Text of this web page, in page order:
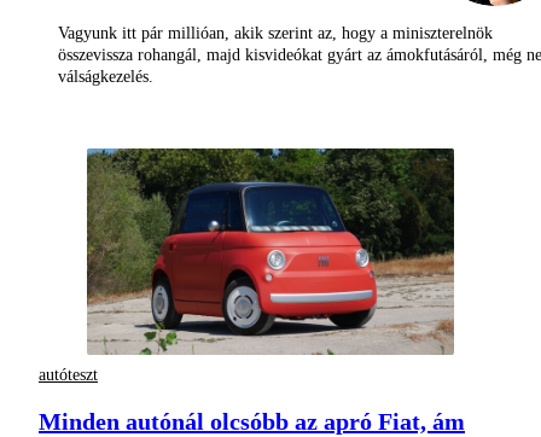
Vagyunk itt pár millióan, akik szerint az, hogy a miniszterelnök
összevissza rohangál, majd kisvideókat gyárt az ámokfutásáról, még
válságkezelés.
autóteszt
Minden autónál olcsóbb az apró Fiat, ám